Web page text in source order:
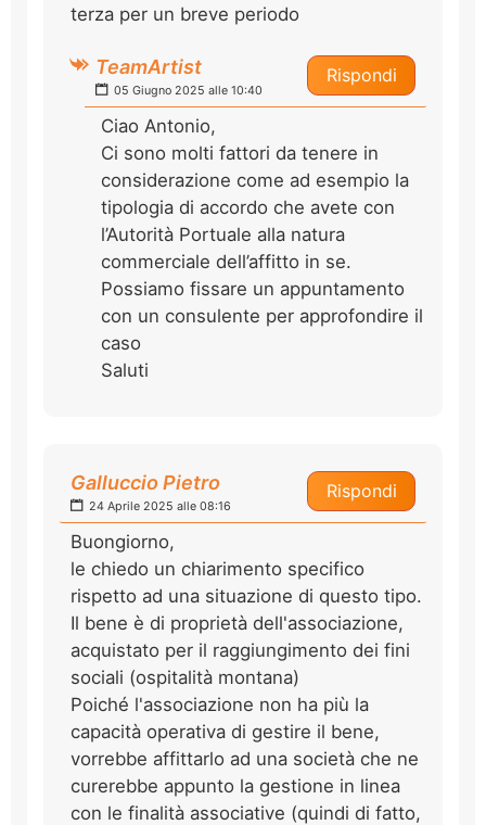
terza per un breve periodo
Rispondi
TeamArtist
05 Giugno 2025 alle 10:40
Ciao Antonio,
Ci sono molti fattori da tenere in
considerazione come ad esempio la
tipologia di accordo che avete con
l’Autorità Portuale alla natura
commerciale dell’affitto in se.
Possiamo fissare un appuntamento
con un consulente per approfondire il
caso
Saluti
Rispondi
Galluccio Pietro
24 Aprile 2025 alle 08:16
Buongiorno,
le chiedo un chiarimento specifico
rispetto ad una situazione di questo tipo.
Il bene è di proprietà dell'associazione,
acquistato per il raggiungimento dei fini
sociali (ospitalità montana)
Poiché l'associazione non ha più la
capacità operativa di gestire il bene,
vorrebbe affittarlo ad una società che ne
curerebbe appunto la gestione in linea
con le finalità associative (quindi di fatto,